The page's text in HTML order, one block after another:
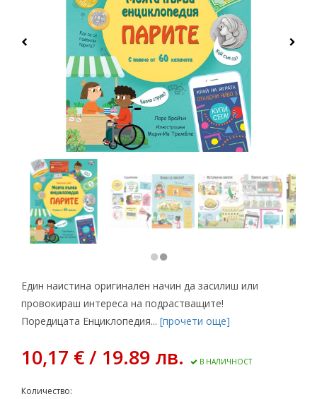
Един наистина оригинален начин да засилиш или
провокираш интереса на подрастващите!
Поредицата Енциклопедия... [прочети още]
10,17 € / 19.89 лв. В НАЛИЧНОСТ
Количество: